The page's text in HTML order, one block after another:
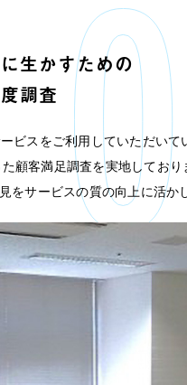
生かすための
調査
ビスをご利用していただいて
顧客満足調査を実地しており
をサービスの質の向上に活か